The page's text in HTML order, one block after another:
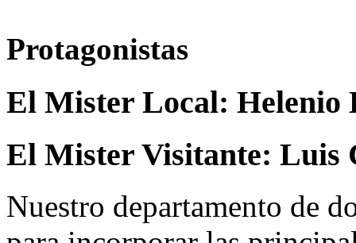
Protagonistas
El Mister Local: Helenio
El Mister Visitante: Luis
Nuestro departamento de